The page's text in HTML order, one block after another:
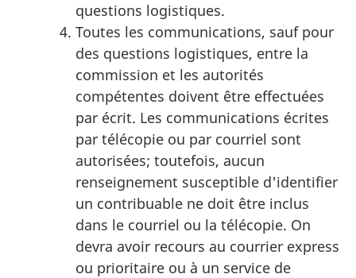
questions logistiques.
Toutes les communications, sauf pour
des questions logistiques, entre la
commission et les autorités
compétentes doivent être effectuées
par écrit. Les communications écrites
par télécopie ou par courriel sont
autorisées; toutefois, aucun
renseignement susceptible d'identifier
un contribuable ne doit être inclus
dans le courriel ou la télécopie. On
devra avoir recours au courrier express
ou prioritaire ou à un service de